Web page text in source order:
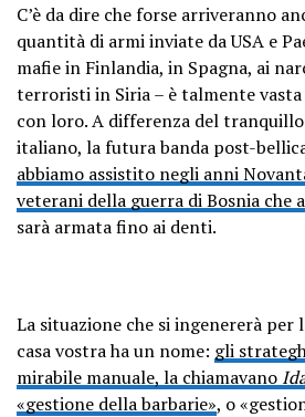
C’è da dire che forse arriveranno
quantità di armi inviate da USA e
mafie in Finlandia, in Spagna, ai
terroristi in Siria – è talmente vasta
con loro. A differenza del
italiano, la futura banda post-
abbiamo assistito negli anni
veterani della guerra di Bosnia che
sarà armata fino ai denti.
La situazione che si ingenererà per
casa vostra ha un nome: gli
mirabile manuale, la chiamavano
«gestione della barbarie», o